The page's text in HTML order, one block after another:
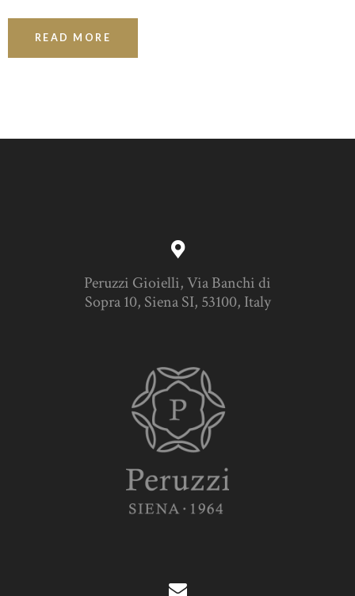
READ MORE
Peruzzi Gioielli, Via Banchi di
Sopra 10, Siena SI, 53100, Italy